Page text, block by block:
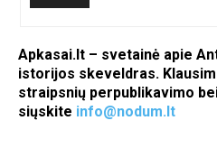
Apkasai.lt – svetainė apie
istorijos skeveldras.
straipsnių perpublikavimo
siųskite info@nodum.lt